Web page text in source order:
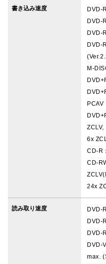
書き込み速度
DVD-
DVD-
DVD-
DVD-
M-
PCAV
6x
CD-R
CD-
24x
読み取り速度
DVD-
DVD-
DVD-
DVD-
max.